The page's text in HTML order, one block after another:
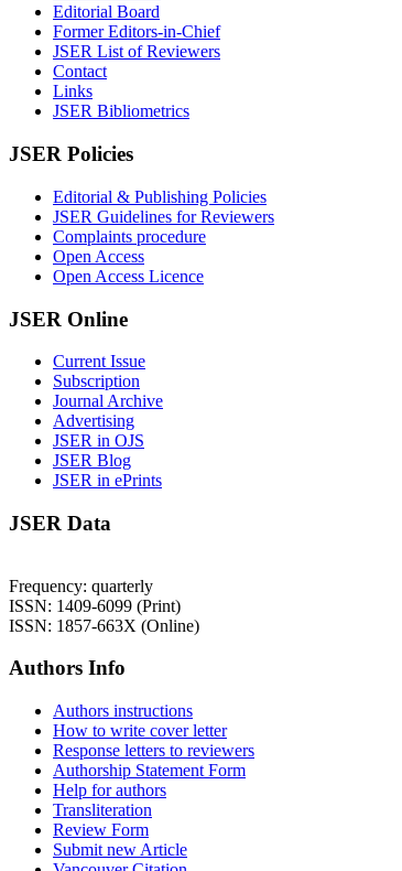
Editorial Board
Former Editors-in-Chief
JSER List of Reviewers
Contact
Links
JSER Bibliometrics
JSER Policies
Editorial & Publishing Policies
JSER Guidelines for Reviewers
Complaints procedure
Open Access
Open Access Licence
JSER Online
Current Issue
Subscription
Journal Archive
Advertising
JSER in OJS
JSER Blog
JSER in ePrints
JSER Data
Frequency: quarterly
ISSN: 1409-6099 (Print)
ISSN: 1857-663X (Online)
Authors Info
Authors instructions
How to write cover letter
Response letters to reviewers
Authorship Statement Form
Help for authors
Transliteration
Review Form
Submit new Article